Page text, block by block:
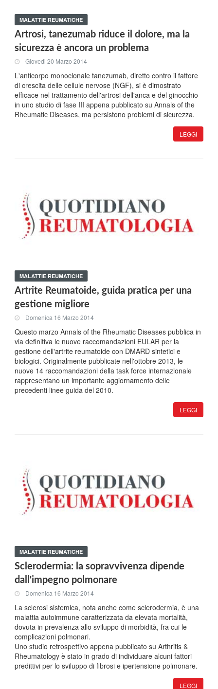
MALATTIE REUMATICHE
Artrosi, tanezumab riduce il dolore, ma la
sicurezza è ancora un problema
Giovedi 20 Marzo 2014
L'anticorpo monoclonale tanezumab, diretto contro il fattore
di crescita delle cellule nervose (NGF), si è dimostrato
efficace nel trattamento dell'artrosi dell'anca e del ginocchio
in uno studio di fase III appena pubblicato su Annals of the
Rheumatic Diseases, ma persistono problemi di sicurezza.
LEGGI
MALATTIE REUMATICHE
Artrite Reumatoide, guida pratica per una
gestione migliore
Domenica 16 Marzo 2014
Questo marzo Annals of the Rheumatic Diseases pubblica in
via definitiva le nuove raccomandazioni EULAR per la
gestione dell'artrite reumatoide con DMARD sintetici e
biologici. Originalmente pubblicate nell'ottobre 2013, le
nuove 14 raccomandazioni della task force internazionale
rappresentano un importante aggiornamento delle
precedenti linee guida del 2010.
LEGGI
MALATTIE REUMATICHE
Sclerodermia: la sopravvivenza dipende
dall'impegno polmonare
Domenica 16 Marzo 2014
La sclerosi sistemica, nota anche come sclerodermia, è una
malattia autoimmune caratterizzata da elevata mortalità,
dovuta in prevalenza allo sviluppo di morbidità, fra cui le
complicazioni polmonari.
Uno studio retrospettivo appena pubblicato su Arthritis &
Rheumatology è stato in grado di individuare alcuni fattori
predittivi per lo sviluppo di fibrosi e ipertensione polmonare.
LEGGI